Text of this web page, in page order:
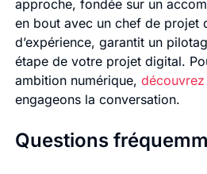
approche, fondée sur un
en bout avec un chef de projet
d’expérience, garantit un
étape de votre projet digital.
ambition numérique,
engageons la conversation.
Questions